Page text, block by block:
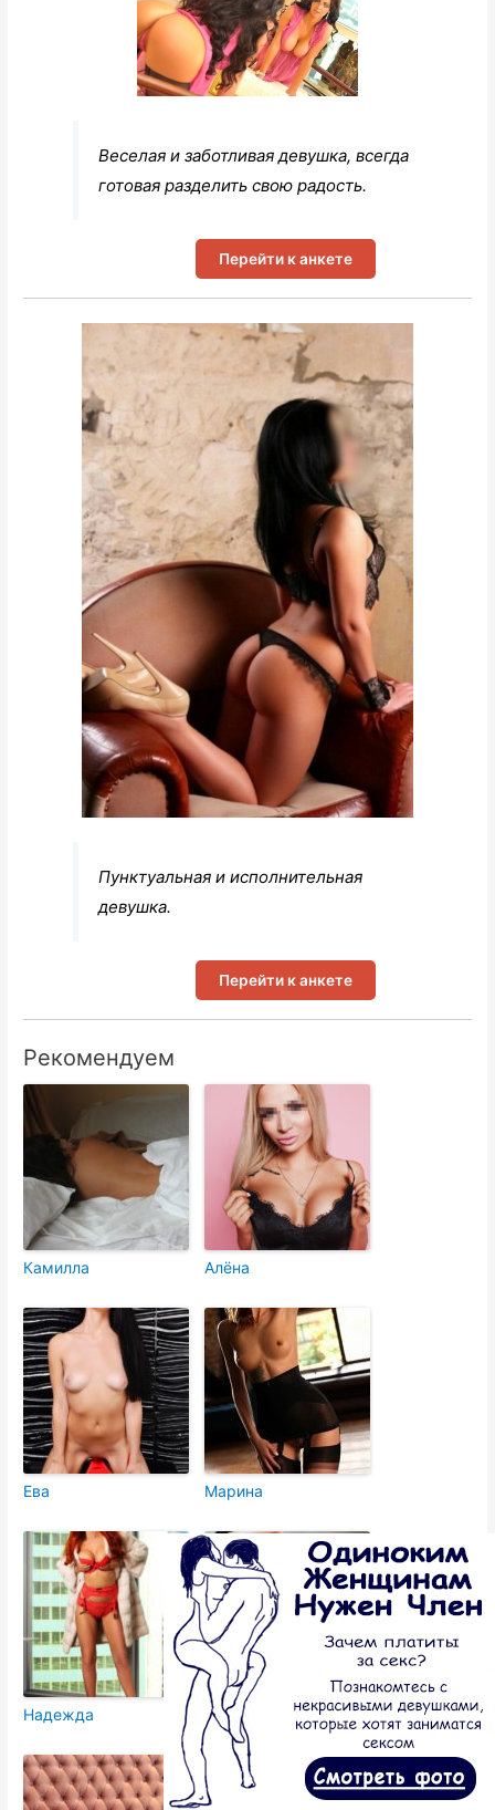
Веселая и заботливая девушка, всегда
готовая разделить свою радость.
Перейти к анкете
Пунктуальная и исполнительная
девушка.
Перейти к анкете
Рекомендуем
Камилла Алёна
Ева Марина
Надежда Альбина